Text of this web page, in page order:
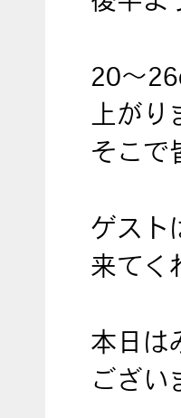
20〜
上がり
そこで
ゲスト
来てく
本日は
ござい